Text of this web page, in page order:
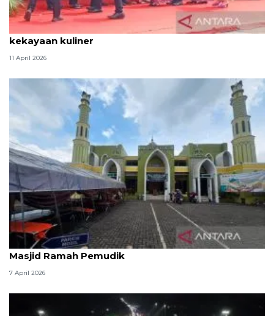
Tradisi hantaran Lebaran Betawi simbol bakti dan
kekayaan kuliner
11 April 2026
Kemenag: 3,5 juta orang manfaatkan layanan
Masjid Ramah Pemudik
7 April 2026